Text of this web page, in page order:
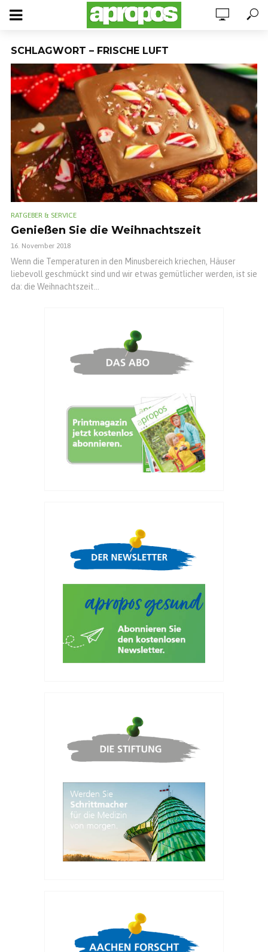
SCHLAGWORT – FRISCHE LUFT
RATGEBER & SERVICE
Genießen Sie die Weihnachtszeit
16. November 2018
Wenn die Temperaturen in den Minusbereich kriechen, Häuser
liebevoll geschmückt sind und wir etwas gemütlicher werden, ist sie
da: die Weihnachtszeit...